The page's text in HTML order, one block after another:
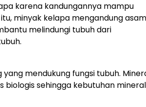
karena kandungannya mampu
minyak kelapa mengandung asam
melindungi tubuh dari
mendukung fungsi tubuh.
sehingga kebutuhan mineral